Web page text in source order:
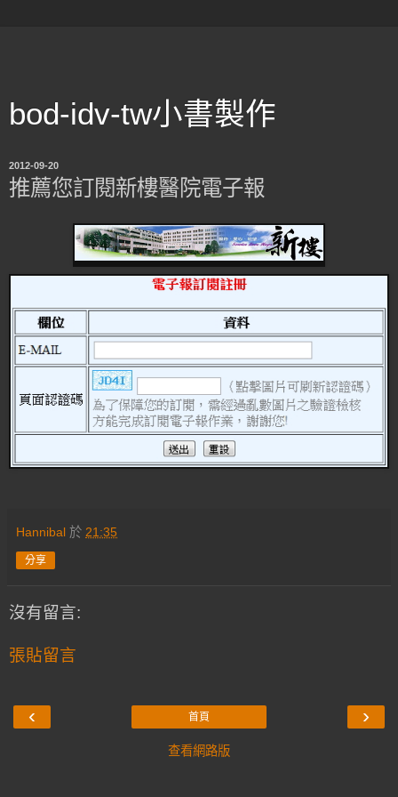
bod-idv-tw小書製作
2012-09-20
推薦您訂閱新樓醫院電子報
Hannibal 於 21:35
分享
沒有留言:
張貼留言
‹ ›
首頁
查看網路版